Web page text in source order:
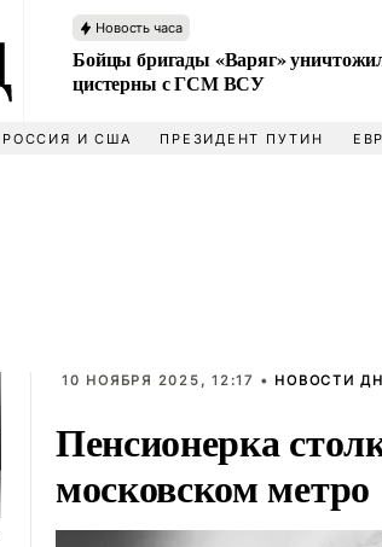
Новость часа
Бойцы бригады «Варяг»
цистерны с ГСМ ВСУ
РОССИЯ И США ПРЕЗИДЕНТ ПУТИН
10 НОЯБРЯ 2025, 12:17 • НОВОСТИ
Пенсионерка
московском метро